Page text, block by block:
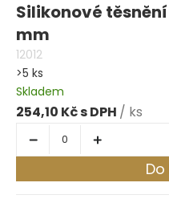
Silikonové
mm
12012
>5 ks
Skladem
254,10 Kč / ks